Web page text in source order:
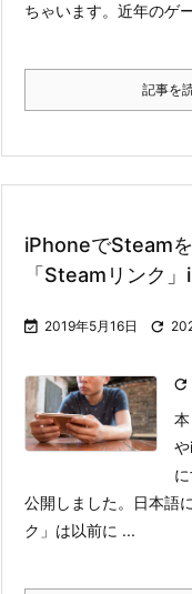
ちゃいます。 近年のゲ
記事を
iPhoneでSteam
「Steamリンク
 2019年5月16日 

公開しました。日本語
ク」は以前に ...